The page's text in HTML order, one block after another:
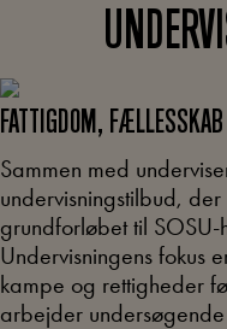
FATTIGDOM,
Sammen med
undervisningstilbud,
grundforløbet til
Undervisningens fokus
kampe og rettigheder
arbejder